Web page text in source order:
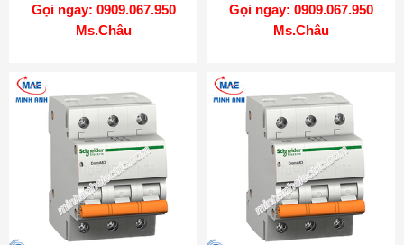
Gọi ngay: 0909.067.950
Ms.Châu
Gọi ngay: 0909.067.950
Ms.Châu